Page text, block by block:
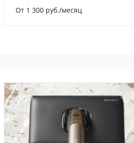
От 1 300 руб./месяц